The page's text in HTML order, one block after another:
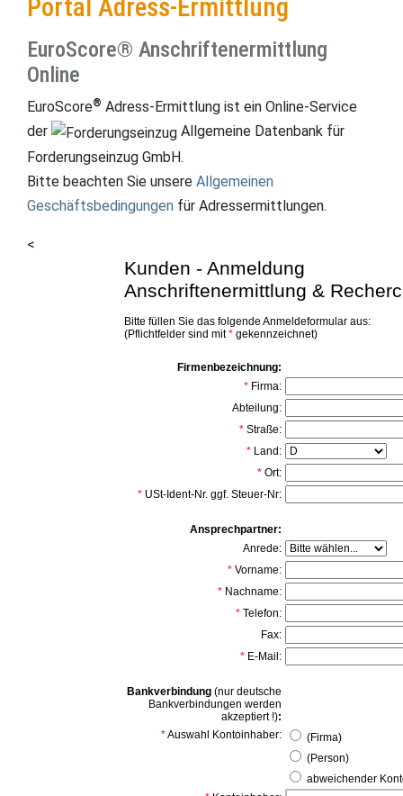
Portal Adress-Ermittlung
EuroScore® Anschriftenermittlung
Online
EuroScore® Adress-Ermittlung ist ein Online-Service
der
Allgemeine Datenbank für
Forderungseinzug GmbH.
Bitte beachten Sie unsere Allgemeinen
Geschäftsbedingungen für Adressermittlungen.
<